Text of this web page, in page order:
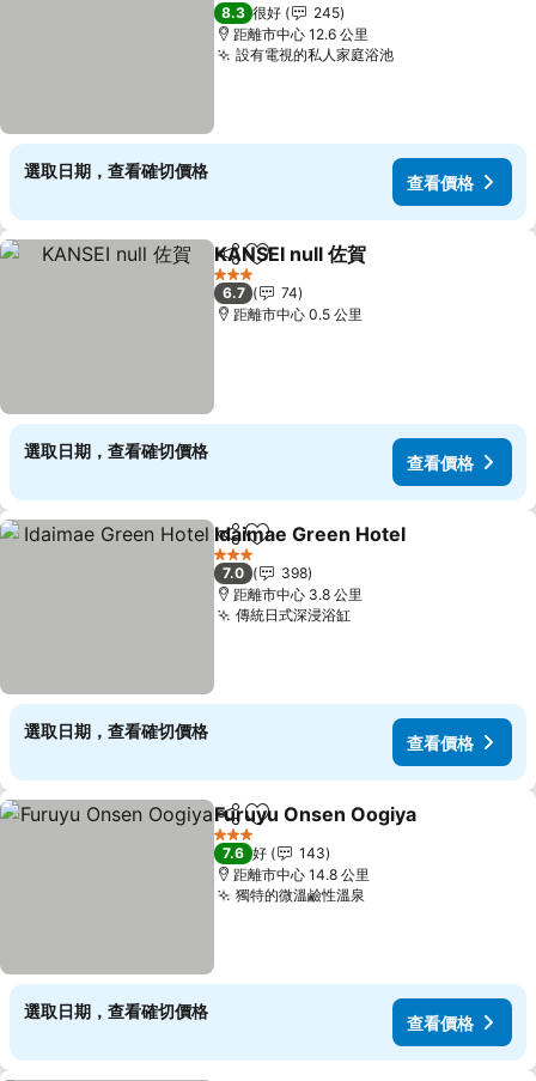
8.3 很好
245
距離市中心 12.6 公里
設有電視的私人家庭浴池
選取日期，查看確切價格
查看價格
分享 放到收藏夾
KANSEI null 佐賀
3 星級
6.7
74
距離市中心 0.5 公里
選取日期，查看確切價格
查看價格
分享 放到收藏夾
Idaimae Green Hotel
3 星級
7.0
398
距離市中心 3.8 公里
傳統日式深浸浴缸
選取日期，查看確切價格
查看價格
分享 放到收藏夾
Furuyu Onsen Oogiya
3 星級
7.6 好
143
距離市中心 14.8 公里
獨特的微溫鹼性溫泉
選取日期，查看確切價格
查看價格